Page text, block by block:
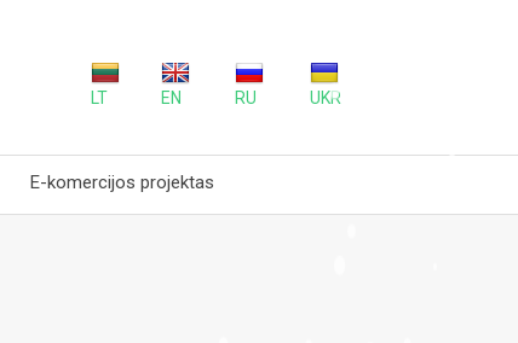
LT EN RU UKR
E-komercijos projektas